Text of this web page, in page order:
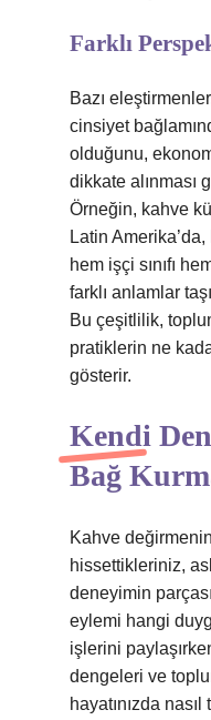
Farklı
Bazı
cinsiyet
olduğunu,
dikkate alınması
Örneğin, kahve
Latin
hem işçi sınıfı
farklı anlamlar
Bu çeşitlilik,
pratiklerin ne
gösterir.
Kendi
Bağ
Kahve
hissettikleriniz,
deneyimin
eylemi hangi
işlerini
dengeleri ve
hayatınızda